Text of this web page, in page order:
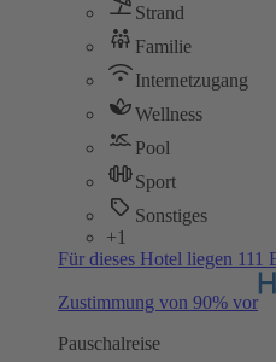
Strand
Familie
Internetzugang
Wellness
Pool
Sport
Sonstiges
+1
Für dieses Hotel liegen 111
Zustimmung von 90% vor
Pauschalreise